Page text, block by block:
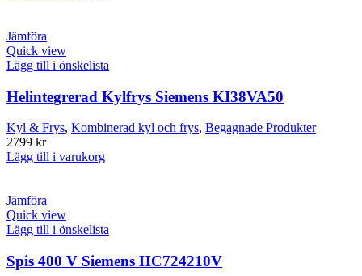
Jämföra
Quick view
Lägg till i önskelista
Helintegrerad Kylfrys Siemens KI38VA50
Kyl & Frys, Kombinerad kyl och frys, Begagnade Produkter
2799 kr
Lägg till i varukorg
Jämföra
Quick view
Lägg till i önskelista
Spis 400 V Siemens HC724210V